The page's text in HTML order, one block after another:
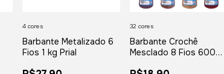
Barbante Metalizado 6
Fios 1 kg Prial
4 cores
Barbante Crochê
Mesclado 8 Fios 600gr
32 cores